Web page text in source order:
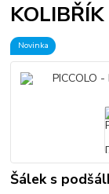
Novinka
Šálek s